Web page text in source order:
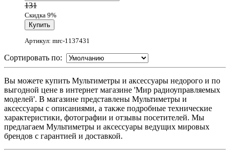
131
Скидка 9%
Артикул: mrc-1137431
Сортировать по:
Вы можете купить Мультиметры и аксессуары недорого и по
выгодной цене в интернет магазине 'Мир радиоуправляемых
моделей'. В магазине представлены Мультиметры и
аксессуары с описаниями, а также подробные технические
характеристики, фотографии и отзывы посетителей. Мы
предлагаем Мультиметры и аксессуары ведущих мировых
брендов с гарантией и доставкой.